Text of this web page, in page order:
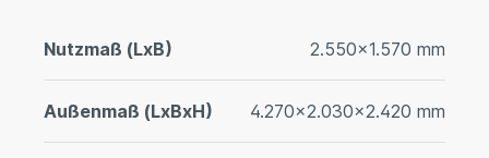
Nutzmaß (LxB) 2.550x1.570 mm
Außenmaß (LxBxH) 4.270x2.030x2.420 mm